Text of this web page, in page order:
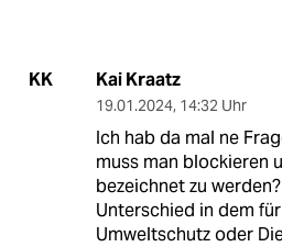
KK Kai Kraatz
19.01.2024, 14:32 Uhr
Ich hab da mal ne
muss man blockieren
bezeichnet zu
Unterschied in dem
Umweltschutz oder